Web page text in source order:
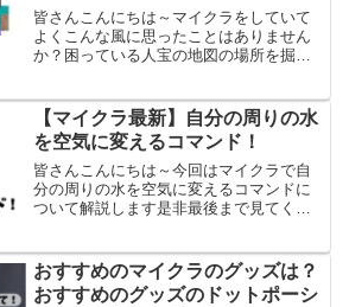
皆さんこんにちは～マイクラをしていて
よくこんな風に思ったことはありません
か？困っている人宝の地図の場所を掘っ
こんな人のために今回はマイクラで宝の
地図で宝が見つからない原...
【マイクラ最新】自分の周りの水
を空気に変えるコマンド！
皆さんこんにちは～今回はマイクラで自
分の周りの水を空気に変えるコマンドに
ついて解説します是非最後まで見てくだ
ドブロックを出す最初にチャットを開い
てコマンドを入力します...
おすすめのマイクラのグッズは？
おすすめのグッズのドットポーシ